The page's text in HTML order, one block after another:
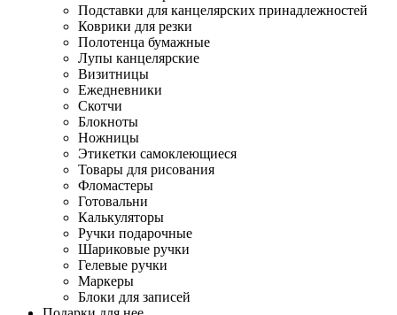
Подставки для канцелярских принадлежностей
Коврики для резки
Полотенца бумажные
Лупы канцелярские
Визитницы
Ежедневники
Скотчи
Блокноты
Ножницы
Этикетки самоклеющиеся
Товары для рисования
Фломастеры
Готовальни
Калькуляторы
Ручки подарочные
Шариковые ручки
Гелевые ручки
Маркеры
Блоки для записей